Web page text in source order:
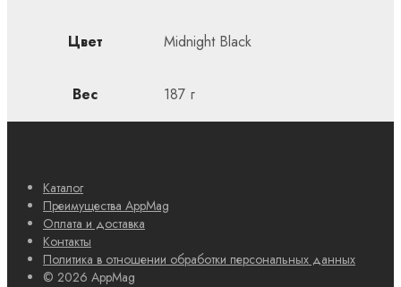
Цвет Midnight Black
Вес 187 г
Каталог
Преимущества AppMag
Оплата и доставка
Контакты
Политика в отношении обработки персональных данных
© 2026 AppMag